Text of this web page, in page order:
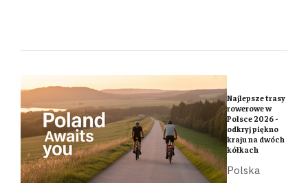
Najlepsze trasy
rowerowe w
Polsce 2026 -
odkryj piękno
kraju na dwóch
kółkach
Polska